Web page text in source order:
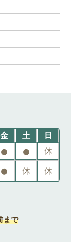
金 土
日
● ● 休
● 休 休
まで